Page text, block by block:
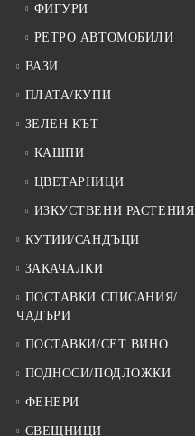
ФИГУРИ
РЕТРО АВТОМОБИЛИ
ВАЗИ
ПЛАТА/КУПИ
ЗЕЛЕН КЪТ
КАШПИ
ЦВЕТАРНИЦИ
ИЗКУСТВЕНИ РАСТЕНИЯ
КУТИИ/САНДЪЦИ
ЗАКАЧАЛКИ
ПОСТАВКИ СПИСАНИЯ/
ЧАДЪРИ
ПОСТАВКИ/СЕТ ВИНО
ПОДНОСИ/ПОДЛОЖКИ
ФЕНЕРИ
СВЕЩНИЦИ